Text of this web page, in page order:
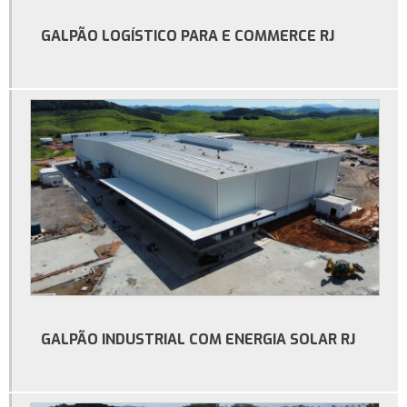
Galpão industrial aluguel
Galpão industrial construção
Galpão industrial para alugar
Locação de galpão
Metro quadrado construção de galpão
Orçamento para construção de galpão
Preço de construção de galpão industrial
GALPÃO LOGÍSTICO PARA E COMMERCE RJ
GALPÃO INDUSTRIAL COM ENERGIA SOLAR RJ